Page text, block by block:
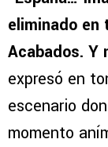
eliminado en
Acabados. Y
expresó en
escenario
momento